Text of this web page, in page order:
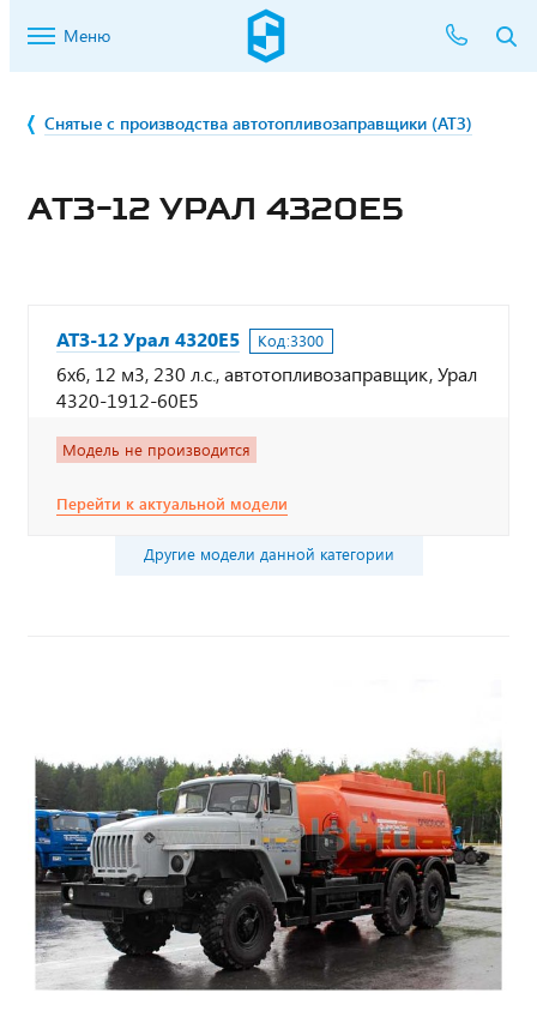
Меню
Снятые с производства автотопливозаправщики (АТЗ)
АТЗ-12 УРАЛ 4320Е5
АТЗ-12 Урал 4320Е5 Код:3300
6х6, 12 м3, 230 л.с., автотопливозаправщик, Урал
4320-1912-60Е5
Модель не производится
Перейти к актуальной модели
Другие модели данной категории